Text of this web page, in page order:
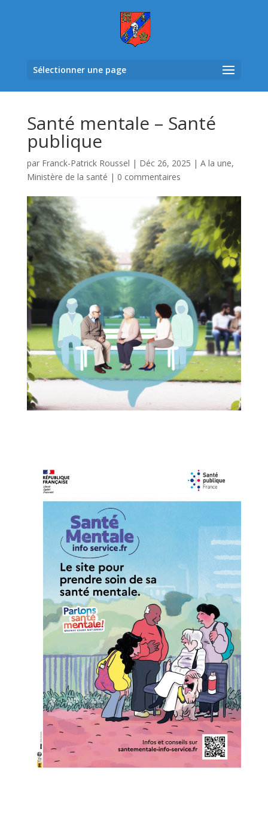
Sélectionner une page
Santé mentale – Santé
publique
par Franck-Patrick Roussel | Déc 26, 2025 | A la une,
Ministère de la santé | 0 commentaires